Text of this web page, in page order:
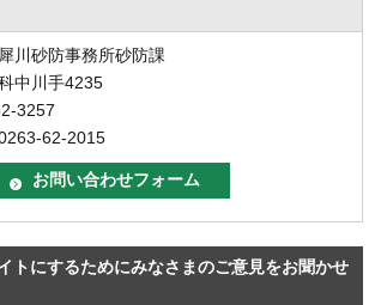
川砂防事務所砂防課
中川手4235
3257
62-2015
トにするためにみなさまのご意見をお聞かせ